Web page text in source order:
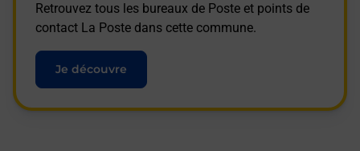
Retrouvez tous les bureaux de Poste et points de
contact La Poste dans cette commune.
Je découvre